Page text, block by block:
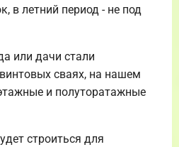
в летний период - не под
или дачи стали
сваях, на нашем
и полуторатажные
строиться для